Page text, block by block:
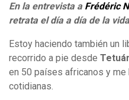
En la entrevista a Frédéric
retrata el día a día de la
Estoy haciendo también un
recorrido a pie desde
en 50 países africanos y
cotidianas.